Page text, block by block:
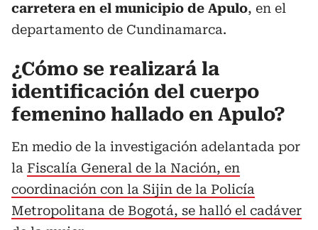
carretera en el municipio de Apulo, en el
departamento de Cundinamarca.
¿Cómo se realizará la
identificación del cuerpo
femenino hallado en Apulo?
En medio de la investigación adelantada por
la Fiscalía General de la Nación, en
coordinación con la Sijin de la Policía
Metropolitana de Bogotá, se halló el cadáver